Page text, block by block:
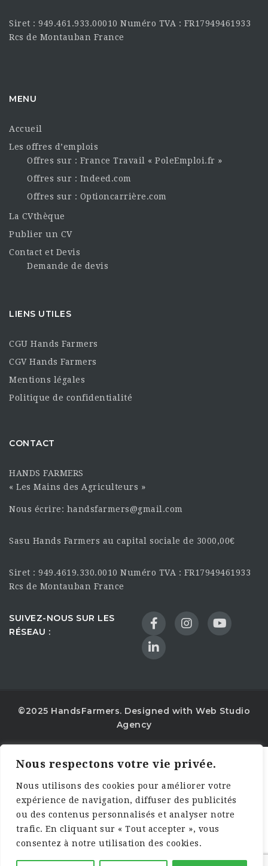
Nous respectons votre vie privée.
Nous utilisons des cookies pour améliorer votre
expérience de navigation, diffuser des publicités
ou des contenus personnalisés et analyser notre
trafic. En cliquant sur « Tout accepter », vous
consentez à notre utilisation des cookies.
Siret : 949.461.933.00010 Numéro TVA : FR17949461933
Rcs de Montauban France
MENU
Accueil
Les offres d’emplois
Offres sur : France Travail « PoleEmploi.fr »
Offres sur : Indeed.com
Offres sur : Optioncarrière.com
La CVthèque
Publier un CV
Contact et Devis
Demande de devis
LIENS UTILES
CGU Hands Farmers
CGV Hands Farmers
Mentions légales
Politique de confidentialité
CONTACT
HANDS FARMERS
« Les Mains des Agriculteurs »
Nous écrire: handsfarmers@gmail.com
Sasu Hands Farmers au capital sociale de 3000,00€
Siret : 949.4619.330.0010 Numéro TVA : FR17949461933
Rcs de Montauban France
SUIVEZ-NOUS SUR LES
RÉSEAU :
©2025 HandsFarmers. Designed with Web Studio
Agency